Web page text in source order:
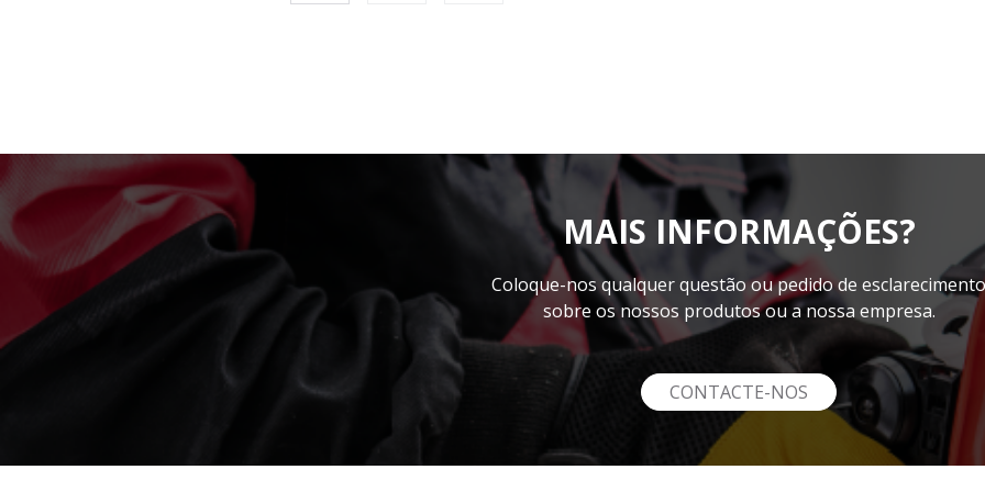
MAIS INFORMAÇÕES?
Coloque-nos qualquer questão ou pedido de esclarecimento
sobre os nossos produtos ou a nossa empresa.
CONTACTE-NOS